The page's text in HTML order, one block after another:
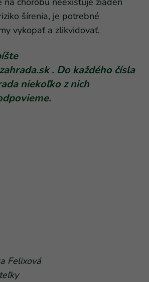
šírenia, je potrebné
vykopať a zlikvidovať.
. Do každého čísla
niekoľko z nich
Felixová